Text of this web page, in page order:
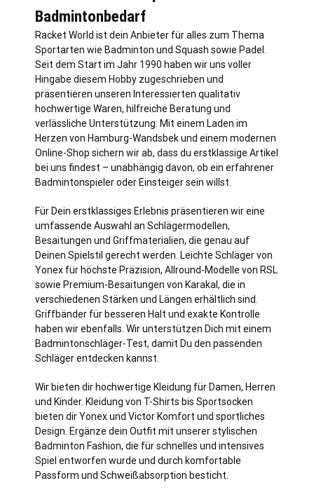
Badmintonbedarf
Racket World ist dein Anbieter für alles zum Thema
Sportarten wie Badminton und Squash sowie Padel.
Seit dem Start im Jahr 1990 haben wir uns voller
Hingabe diesem Hobby zugeschrieben und
präsentieren unseren Interessierten qualitativ
hochwertige Waren, hilfreiche Beratung und
verlässliche Unterstützung. Mit einem Laden im
Herzen von Hamburg-Wandsbek und einem modernen
Online-Shop sichern wir ab, dass du erstklassige Artikel
bei uns findest – unabhängig davon, ob ein erfahrener
Badmintonspieler oder Einsteiger sein willst.
Für Dein erstklassiges Erlebnis präsentieren wir eine
umfassende Auswahl an Schlägermodellen,
Besaitungen und Griffmaterialien, die genau auf
Deinen Spielstil gerecht werden. Leichte Schläger von
Yonex für höchste Präzision, Allround-Modelle von RSL
sowie Premium-Besaitungen von Karakal, die in
verschiedenen Stärken und Längen erhältlich sind.
Griffbänder für besseren Halt und exakte Kontrolle
haben wir ebenfalls. Wir unterstützen Dich mit einem
Badmintonschläger-Test, damit Du den passenden
Schläger entdecken kannst.
Wir bieten dir hochwertige Kleidung für Damen, Herren
und Kinder. Kleidung von T-Shirts bis Sportsocken
bieten dir Yonex und Victor Komfort und sportliches
Design. Ergänze dein Outfit mit unserer stylischen
Badminton Fashion, die für schnelles und intensives
Spiel entworfen wurde und durch komfortable
Passform und Schweißabsorption besticht.